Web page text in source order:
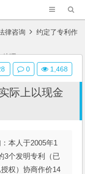
律咨询 约定了专利作
处理？
际上以现金
本人于2005年1
3个发明专利（已
权）协商作价14
0 1,468